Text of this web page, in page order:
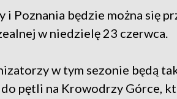
i Poznania będzie można się
w niedzielę 23 czerwca.
w tym sezonie będą
pętli na Krowodrzy Górce,